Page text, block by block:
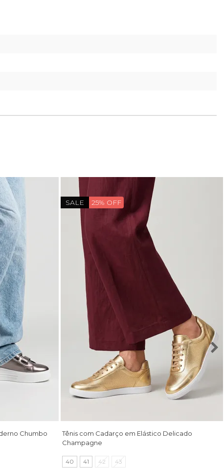
Chumbo
SALE 25% OFF
Tênis com Cadarço em Elástico Delicado
Champagne
40 41 42 43